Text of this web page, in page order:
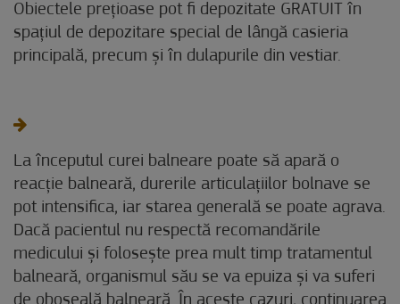
Obiectele prețioase pot fi depozitate GRATUIT în
spațiul de depozitare special de lângă casieria
principală, precum și în dulapurile din vestiar.
La începutul curei balneare poate să apară o
reacție balneară, durerile articulațiilor bolnave se
pot intensifica, iar starea generală se poate agrava.
Dacă pacientul nu respectă recomandările
medicului și folosește prea mult timp tratamentul
balneară, organismul său se va epuiza și va suferi
de oboseală balneară. În aceste cazuri, continuarea